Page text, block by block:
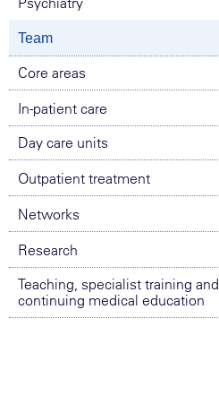
Team
Core areas
In-patient care
Day care units
Outpatient treatment
Networks
Research
Teaching, specialist training and
continuing medical education